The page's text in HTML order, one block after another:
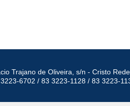
Trajano de Oliveira, s/n - Cristo
6702 / 83 3223-1128 / 83 3223-